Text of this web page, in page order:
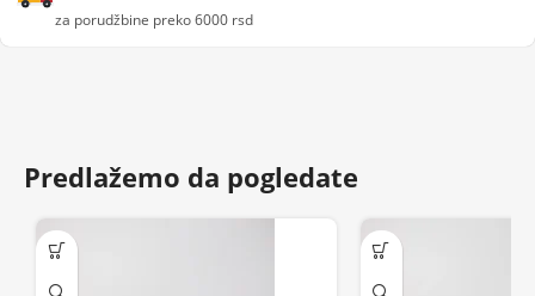
za porudžbine preko 6000 rsd
Predlažemo da pogledate